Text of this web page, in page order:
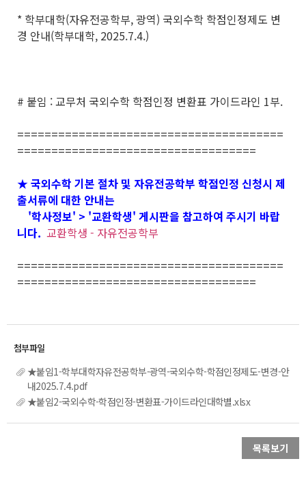
* 학부대학(자유전공학부, 광역) 국외수학 학점인정제도 변
경 안내(학부대학, 2025.7.4.)
# 붙임 : 교무처 국외수학 학점인정 변환표 가이드라인 1부.
=======================================
===================================
★ 국외수학 기본 절차 및 자유전공학부 학점인정 신청시 제
출서류에 대한 안내는
'학사정보' > '교환학생' 게시판을 참고하여 주시기 바랍
니다. 교환학생 - 자유전공학부
=======================================
===================================
★붙임1-학부대학자유전공학부-광역-국외수학-학점인정제도-변경-안
내2025.7.4.pdf
★붙임2-국외수학-학점인정-변환표-가이드라인대학별.xlsx
목록보기